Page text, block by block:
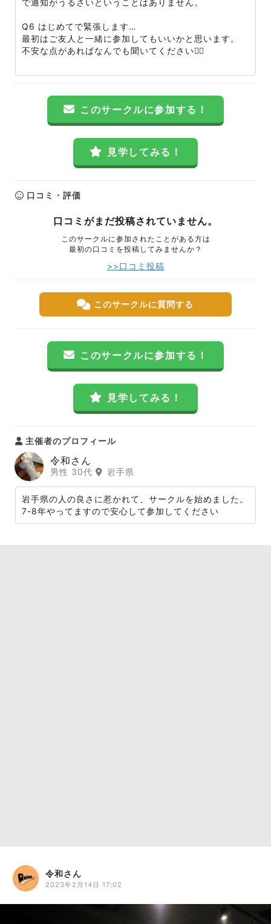
で通知がうるさいということはありません。
Q6 はじめてで緊張します…
最初はご友人と一緒に参加してもいいかと思います。
不安な点があればなんでも聞いてください🙆‍♂️
このサークルに参加する！
見学してみる！
口コミ・評価
口コミがまだ投稿されていません。
このサークルに参加されたことがある方は
最初の口コミを投稿してみませんか？
>>口コミ投稿
このサークルに質問する
このサークルに参加する！
見学してみる！
主催者のプロフィール
令和さん
男性 30代 岩手県
岩手県の人の良さに惹かれて、サークルを始めました。
7-8年やってますので安心して参加してください
令和さん
2023年2月14日 17:02